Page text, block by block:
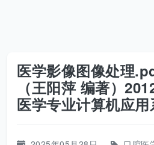
医学影像图像处理
（王阳萍 编著）
医学专业计算机应